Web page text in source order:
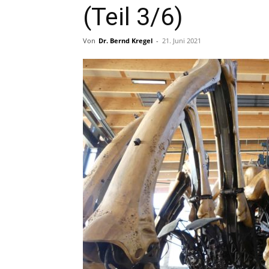
(Teil 3/6)
Von Dr. Bernd Kregel - 21. Juni 2021